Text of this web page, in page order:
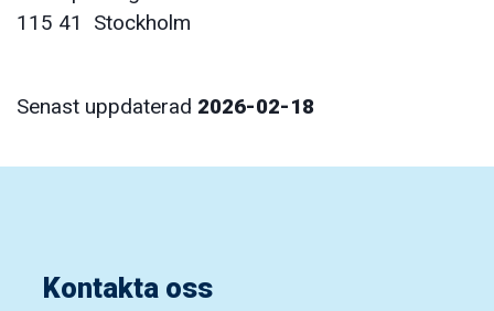
115 41 Stockholm
Senast uppdaterad 2026-02-18
Kontakta oss